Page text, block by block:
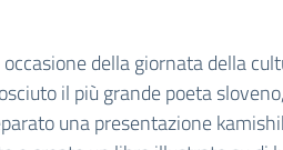
della giornata della
il più grande poeta sloveno,
una presentazione